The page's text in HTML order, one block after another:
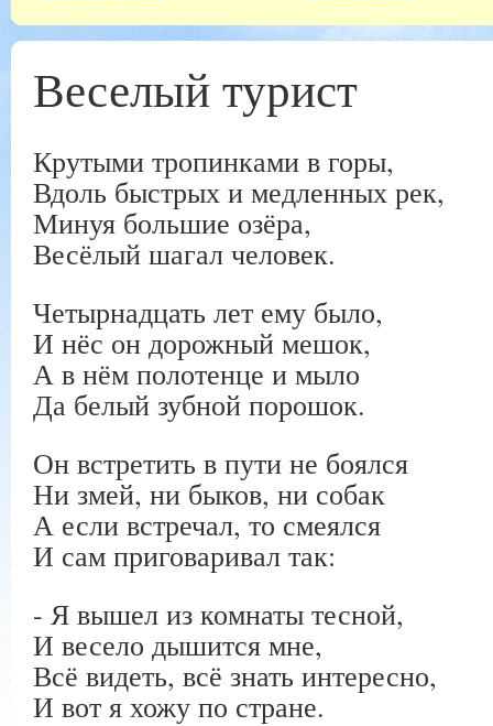
Веселый турист
Крутыми тропинками в горы,
Вдоль быстрых и медленных рек,
Минуя большие озёра,
Весёлый шагал человек.
Четырнадцать лет ему было,
И нёс он дорожный мешок,
А в нём полотенце и мыло
Да белый зубной порошок.
Он встретить в пути не боялся
Ни змей, ни быков, ни собак
А если встречал, то смеялся
И сам приговаривал так:
- Я вышел из комнаты тесной,
И весело дышится мне,
Всё видеть, всё знать интересно,
И вот я хожу по стране.